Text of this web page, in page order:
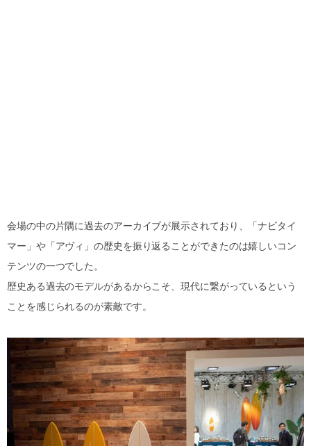
会場の中の片隅に過去のアーカイブが展示されており、「ナビタイ
マー」や「アヴィ」の歴史を振り返ることができたのは嬉しいコン
テンツの一つでした。
歴史ある過去のモデルがあるからこそ、現代に繋がっているという
ことを感じられるのが素敵です。